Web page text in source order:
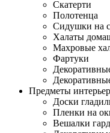
Скатерти
Полотенца
Сидушки на
Халаты
Махровые
Фартуки
Предметы
Доски
Пленки на
Вешалки